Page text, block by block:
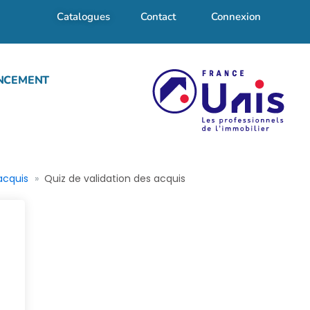
Catalogues Contact Connexion
Quiz de validation des acquis